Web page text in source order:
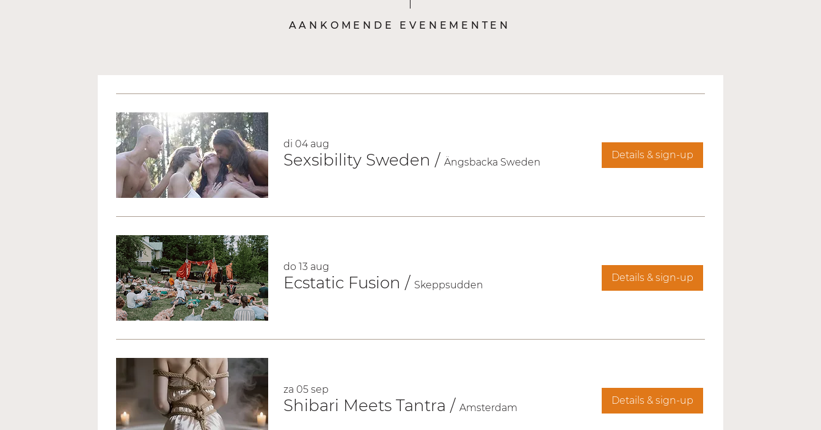
AANKOMENDE EVENEMENTEN
di 04 aug
Sexsibility Sweden / Ängsbacka Sweden
Details & sign-up
do 13 aug
Ecstatic Fusion / Skeppsudden
Details & sign-up
za 05 sep
Shibari Meets Tantra / Amsterdam
Details & sign-up